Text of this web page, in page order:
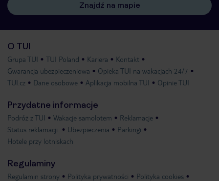
Znajdź na mapie
O TUI
Grupa TUI TUI Poland Kariera
Kontakt
Gwarancja ubezpieczeniowa
Opieka TUI na wakacjach 24/7
TUI.cz
Dane osobowe Aplikacja mobilna TUI Opinie TUI
Przydatne informacje
Podróż z TUI Wakacje samolotem
Reklamacje
Status reklamacji
Ubezpieczenia
Parkingi
Hotele przy lotniskach
Regulaminy
Regulamin strony Polityka prywatności Polityka cookies